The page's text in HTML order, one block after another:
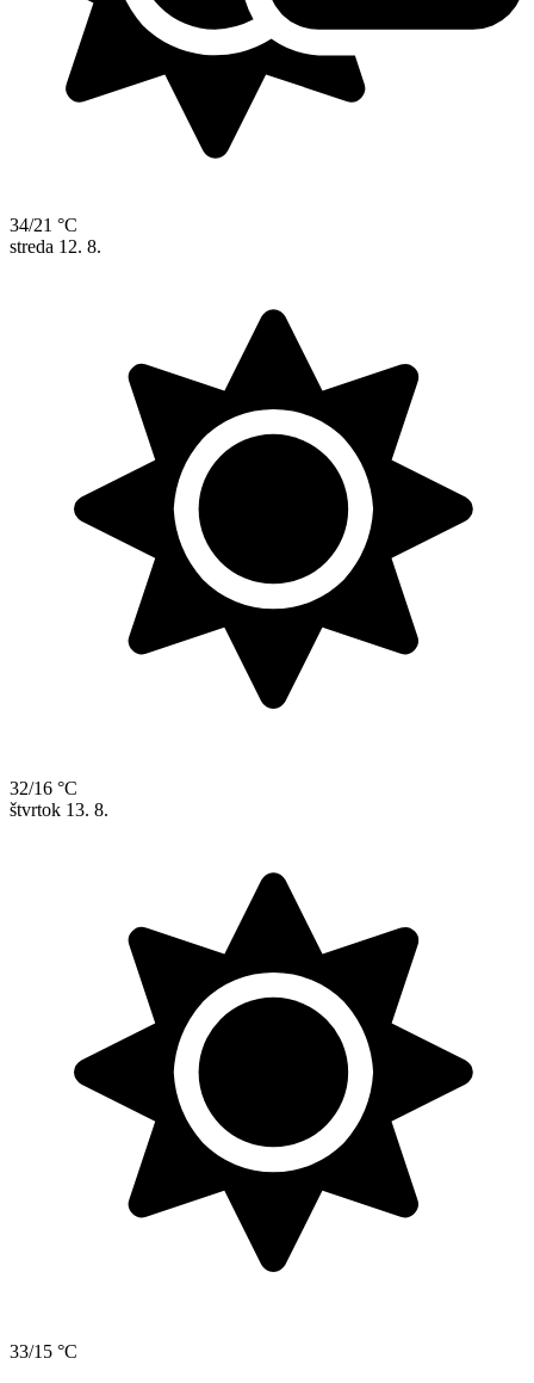
34/21 °C
streda 12. 8.
32/16 °C
štvrtok 13. 8.
33/15 °C